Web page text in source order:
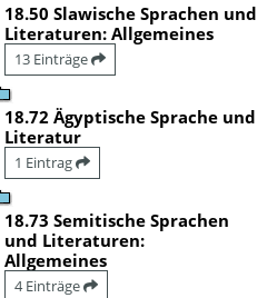
18.50 Slawische Sprachen und
Literaturen: Allgemeines
13 Einträge
18.72 Ägyptische Sprache und
Literatur
1 Eintrag
18.73 Semitische Sprachen
und Literaturen:
Allgemeines
4 Einträge